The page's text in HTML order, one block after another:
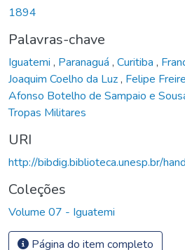
1894
Palavras-chave
Iguatemi , Paranaguá , Curitiba ,
Joaquim Coelho da Luz, Felipe
Afonso Botelho de Sampaio e
Tropas Militares
URI
http://bibdig.biblioteca.unesp.br/
Coleções
Volume 07 - Iguatemi
Página do item completo